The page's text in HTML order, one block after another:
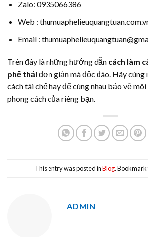
Zalo: 0935066386
Web :
Email :
Trên đây là những hướng dẫn cách làm
phế thảiđơn giản mà độc đáo. Hãy cùng
cách tái chế hay để cùng nhau bảo vệ
phong cách của riêng bạn.
This entry was posted inBlog. Bookmark
ADMIN